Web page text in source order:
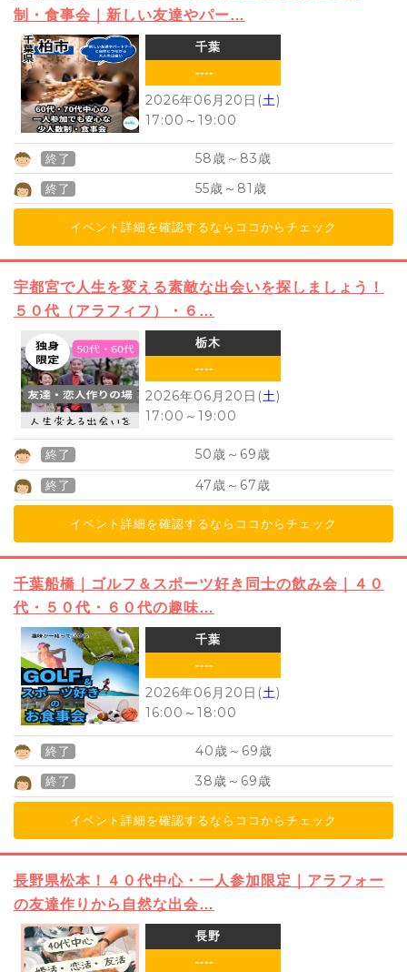
制・食事会｜新しい友達やパー…
千葉
----
2026年06月20日(土)
17:00 ～ 19:00
終了 58歳～ 83歳
終了 55歳～ 81 歳
イベント詳細を確認するならココからチェック
宇都宮で人生を変える素敵な出会いを探しましょう！
５０代（アラフィフ）・６…
栃木
----
2026年06月20日(土)
17:00 ～ 19:00
終了 50歳～ 69歳
終了 47歳～ 67歳
イベント詳細を確認するならココからチェック
千葉船橋｜ゴルフ＆スポーツ好き同士の飲み会｜４０
代・５０代・６０代の趣味…
千葉
----
2026年06月20日(土)
16:00 ～ 18:00
終了 40歳～ 69歳
終了 38歳～ 69歳
イベント詳細を確認するならココからチェック
長野県松本！４０代中心・一人参加限定｜アラフォー
の友達作りから自然な出会…
長野
----